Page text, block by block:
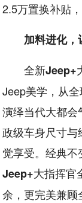
2.5万置换补贴
加料进化
全新Jeep+
Jeep美学，从
演绎当代大都
政级车身尺寸
觉享受。经典
Jeep+大指挥官
余，更完美兼